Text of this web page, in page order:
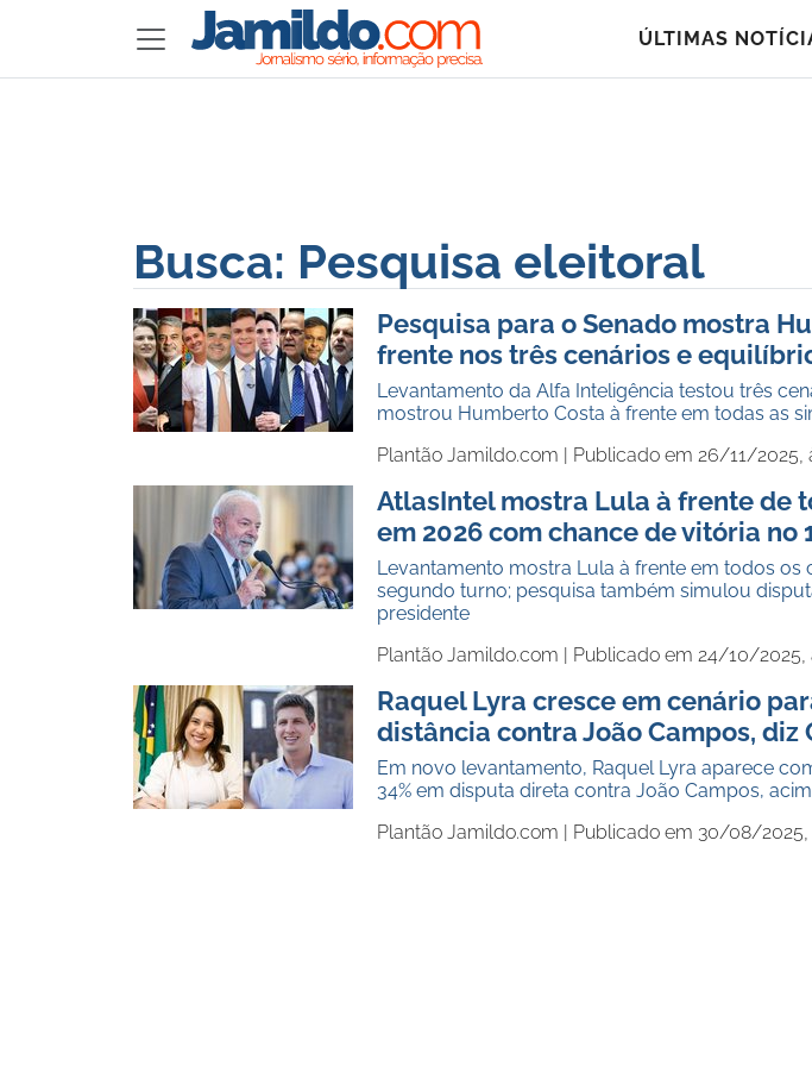
ÚLTIMAS
Busca: Pesquisa eleitoral
Pesquisa para o Senado mostra
frente nos três cenários e
Levantamento da Alfa Inteligência testou três
mostrou Humberto Costa à frente em todas as
Plantão Jamildo.com | Publicado em 26/11/2025,
AtlasIntel mostra Lula à frente de
em 2026 com chance de vitória no
Levantamento mostra Lula à frente em todos os
segundo turno; pesquisa também simulou
presidente
Plantão Jamildo.com | Publicado em 24/10/2025,
Raquel Lyra cresce em cenário
distância contra João Campos, diz
Em novo levantamento, Raquel Lyra aparece
34% em disputa direta contra João Campos,
Plantão Jamildo.com | Publicado em 30/08/2025,